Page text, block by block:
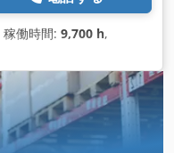
稼働時間: 9,700 h,